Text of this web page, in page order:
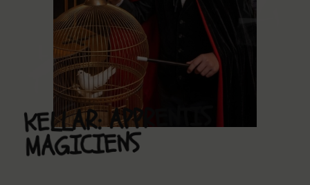
KELLAR:APPRENTIS
MAGICIENS